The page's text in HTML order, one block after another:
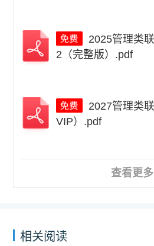
2（完整版）.pdf
VIP）.pdf
查看更多
相关阅读